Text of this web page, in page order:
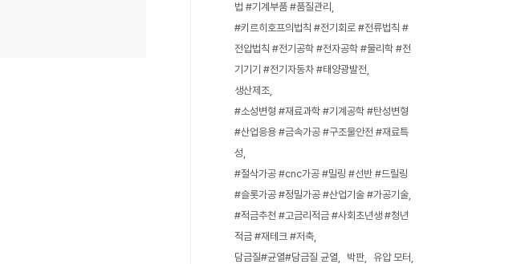
법 #기계부품 #품질관리
#키르히호프의법칙 #전기회로 #전류법칙 #
전압법칙 #전기공학 #전자공학 #물리학 #전
기기기 #전기자동차 #태양광발전
생산제조
#소성변형 #재료과학 #기계공학 #탄성변형
#산업응용 #금속가공 #구조물안전 #재료특
성
#절삭가공 #cnc가공 #밀링 #선반 #드릴링
#슬롯가공 #정밀가공 #산업기술 #가공기술
#적금추천 #고금리적금 #사회초년생 #청년
적금 #재테크 #저축
담금질#균열#담금질 균열
박판
유압 모터